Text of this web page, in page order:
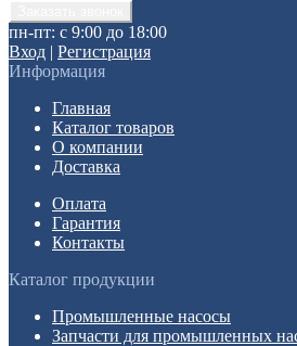
пн-пт: с 9:00 до 18:00
Вход | Регистрация
Информация
Главная
Каталог товаров
О компании
Доставка
Оплата
Гарантия
Контакты
Каталог продукции
Промышленные насосы
Запчасти для промышленных